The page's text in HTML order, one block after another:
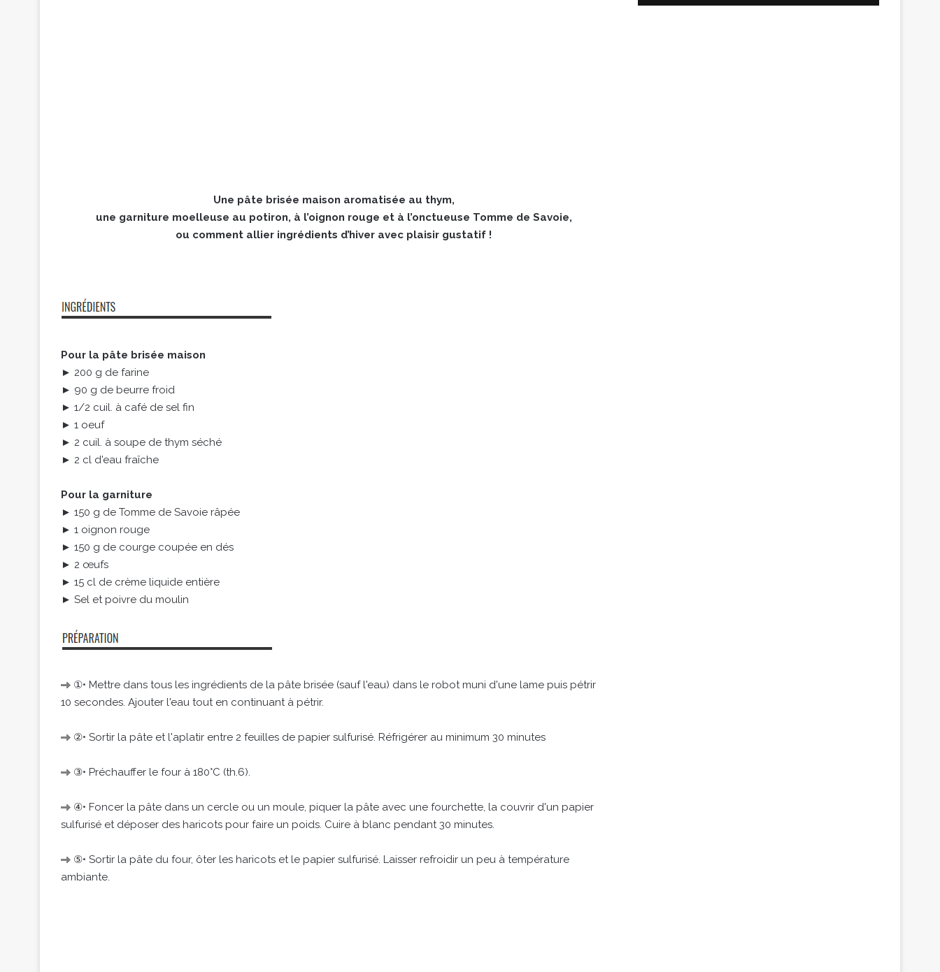
Une pâte brisée maison aromatisée au thym,
une garniture moelleuse au potiron, à l’oignon rouge et à l’onctueuse Tomme de Savoie,
ou comment allier ingrédients d’hiver avec plaisir gustatif !
Pour la pâte brisée maison
► 200 g de farine
► 90 g de beurre froid
► 1/2 cuil. à café de sel fin
► 1 oeuf
► 2 cuil. à soupe de thym séché
► 2 cl d'eau fraîche
Pour la garniture
► 150 g de Tomme de Savoie râpée
► 1 oignon rouge
► 150 g de courge coupée en dés
► 2 œufs
► 15 cl de crème liquide entière
► Sel et poivre du moulin
①• Mettre dans tous les ingrédients de la pâte brisée (sauf l'eau) dans le robot muni d'une lame puis pétrir
10 secondes. Ajouter l'eau tout en continuant à pétrir.
②• Sortir la pâte et l'aplatir entre 2 feuilles de papier sulfurisé. Réfrigérer au minimum 30 minutes
③• Préchauffer le four à 180°C (th.6).
④• Foncer la pâte dans un cercle ou un moule, piquer la pâte avec une fourchette, la couvrir d'un papier
sulfurisé et déposer des haricots pour faire un poids. Cuire à blanc pendant 30 minutes.
⑤• Sortir la pâte du four, ôter les haricots et le papier sulfurisé. Laisser refroidir un peu à température
ambiante.